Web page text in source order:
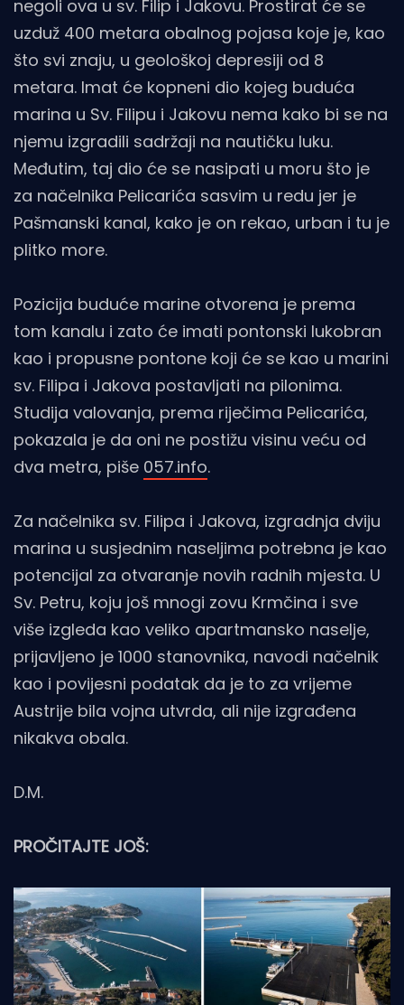
negoli ova u sv. Filip i Jakovu. Prostirat će se
uzduž 400 metara obalnog pojasa koje je, kao
što svi znaju, u geološkoj depresiji od 8
metara. Imat će kopneni dio kojeg buduća
marina u Sv. Filipu i Jakovu nema kako bi se na
njemu izgradili sadržaji na nautičku luku.
Međutim, taj dio će se nasipati u moru što je
za načelnika Pelicarića sasvim u redu jer je
Pašmanski kanal, kako je on rekao, urban i tu je
plitko more.
Pozicija buduće marine otvorena je prema
tom kanalu i zato će imati pontonski lukobran
kao i propusne pontone koji će se kao u marini
sv. Filipa i Jakova postavljati na pilonima.
Studija valovanja, prema riječima Pelicarića,
pokazala je da oni ne postižu visinu veću od
dva metra, piše 057.info.
Za načelnika sv. Filipa i Jakova, izgradnja dviju
marina u susjednim naseljima potrebna je kao
potencijal za otvaranje novih radnih mjesta. U
Sv. Petru, koju još mnogi zovu Krmčina i sve
više izgleda kao veliko apartmansko naselje,
prijavljeno je 1000 stanovnika, navodi načelnik
kao i povijesni podatak da je to za vrijeme
Austrije bila vojna utvrda, ali nije izgrađena
nikakva obala.
D.M.
PROČITAJTE JOŠ: